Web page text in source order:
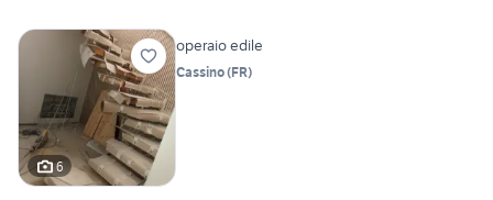
6
operaio edile
Cassino(FR)